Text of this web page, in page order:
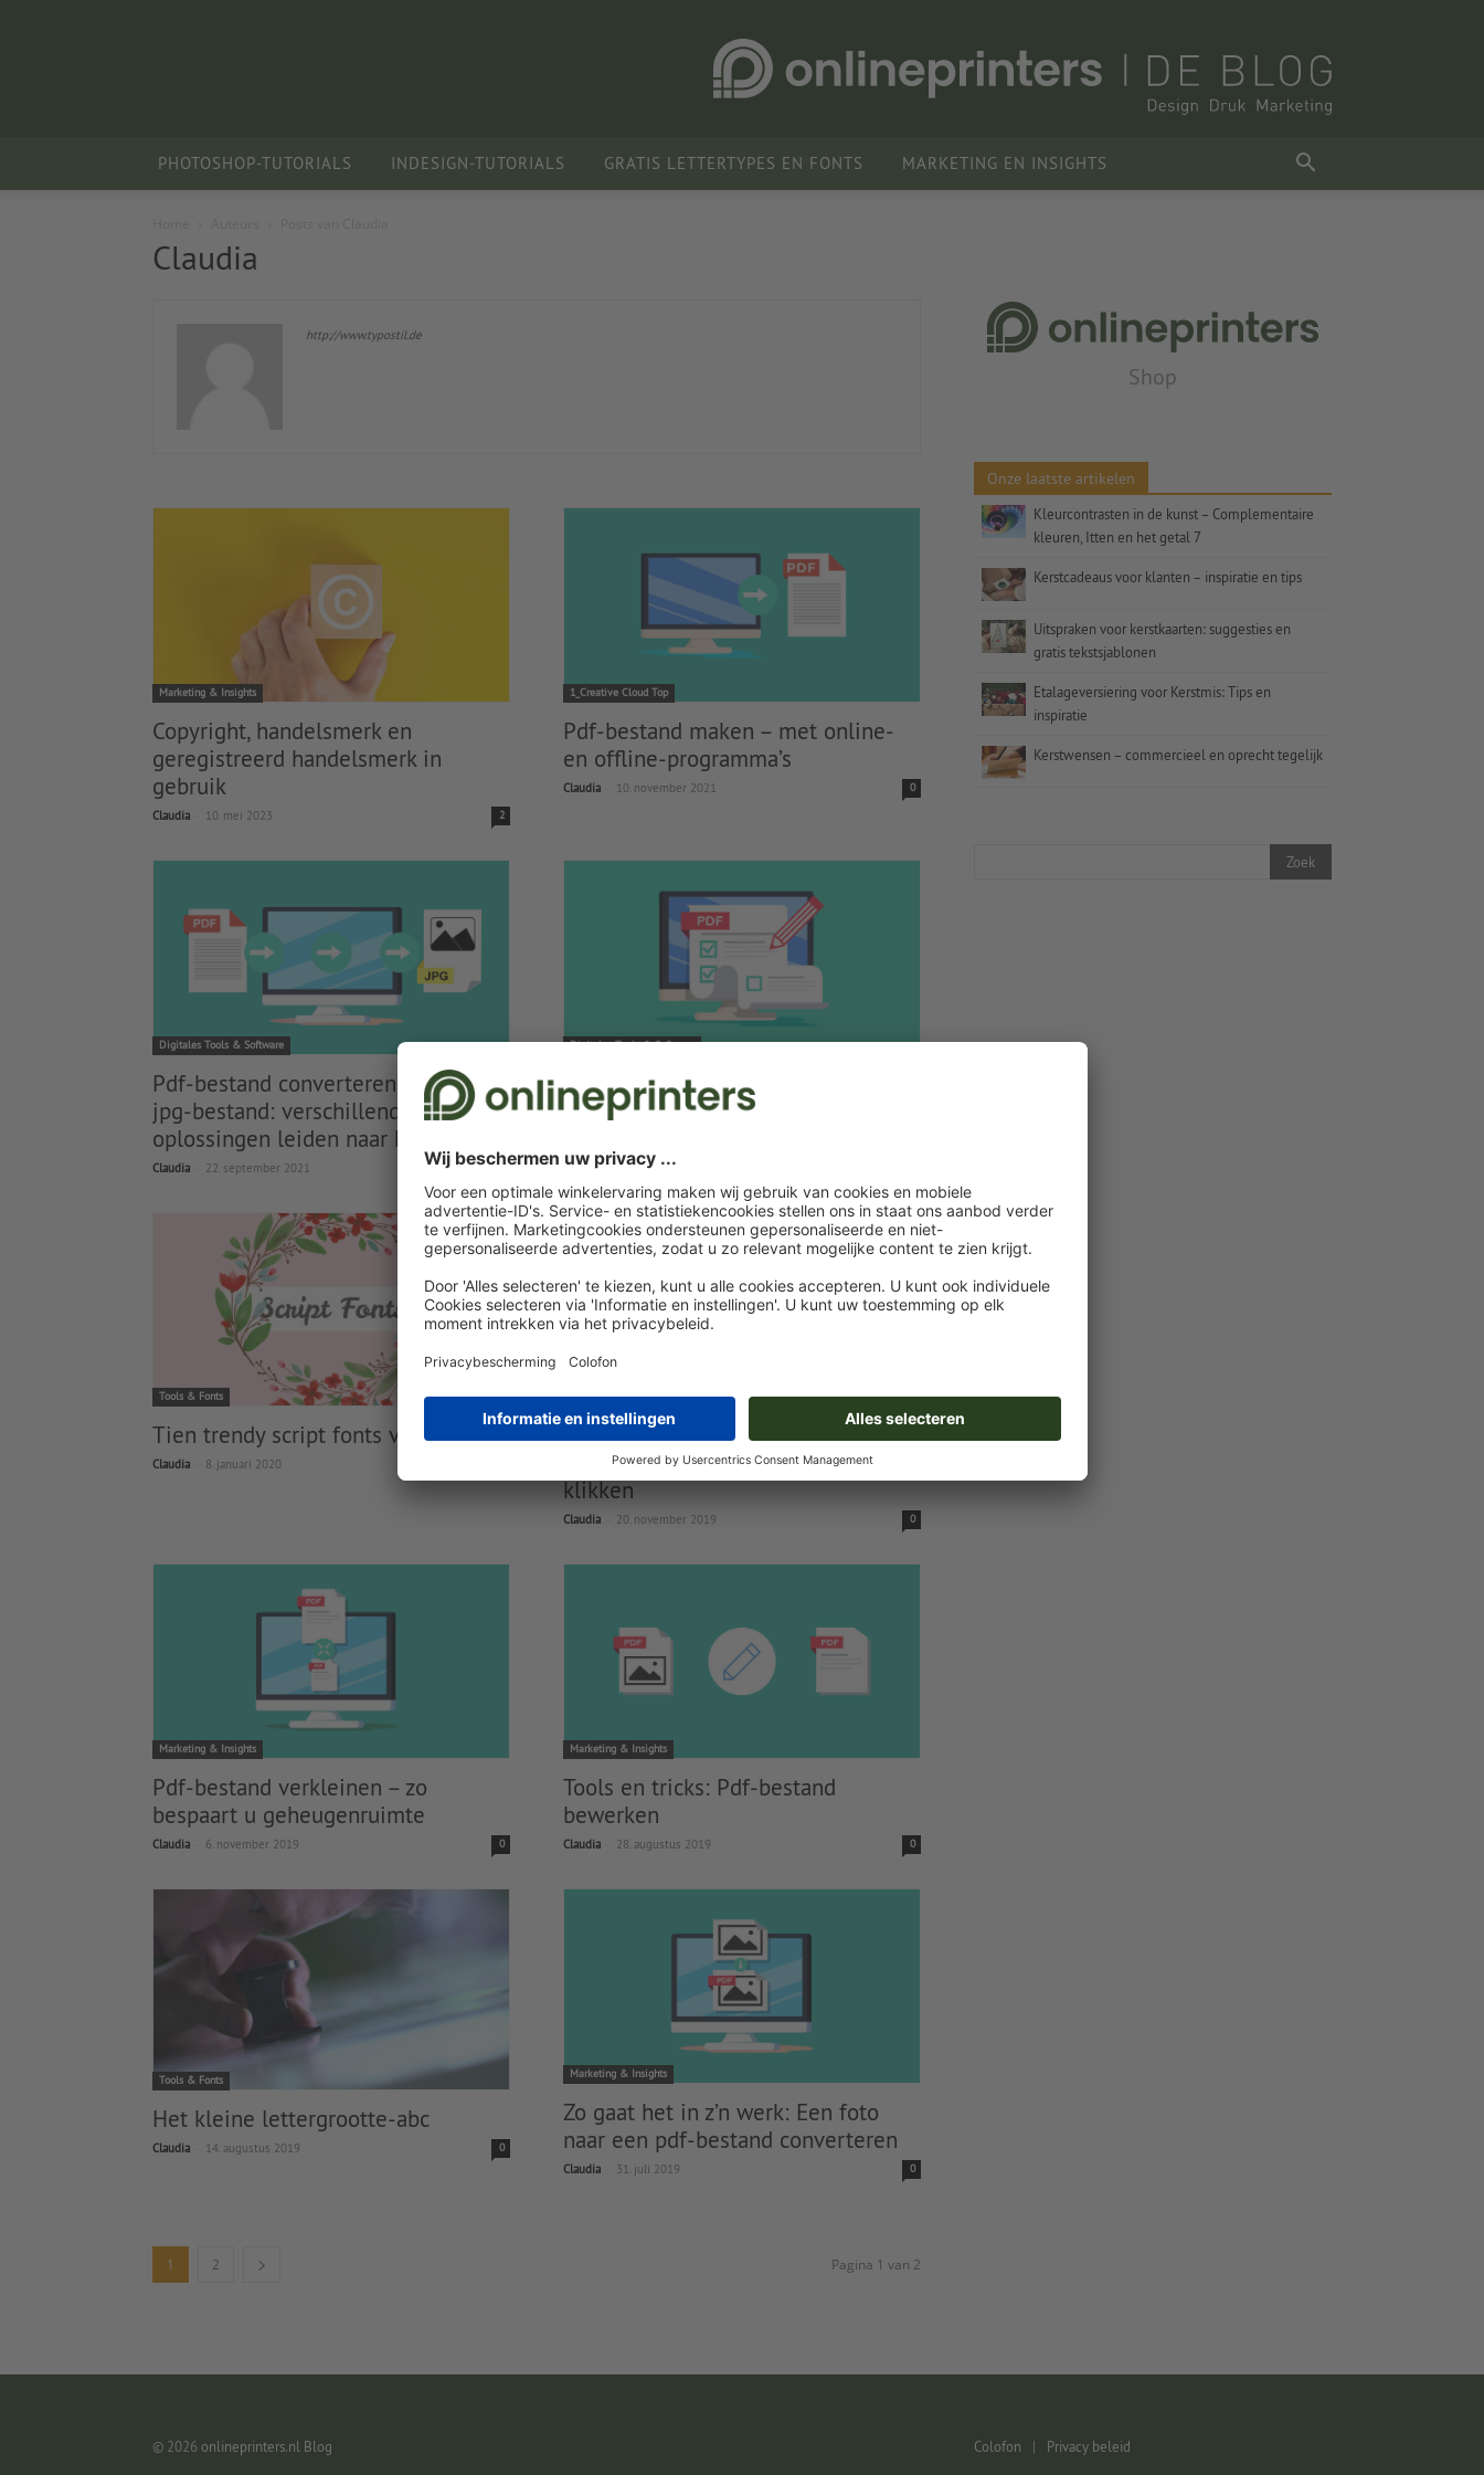
PHOTOSHOP-TUTORIALS INDESIGN-TUTORIALS GRATIS LETTERTYPES EN FONTS MARKETING EN INSIGHTS
Claudia
http://www.typostil.de
Marketing & Insights
Copyright, handelsmerk en
geregistreerd handelsmerk in
gebruik
Claudia 10. mei 2023 2
1_Creative Cloud Top
Pdf-bestand maken – met online-
en offline-programma’s
Claudia 10. november 2021 0
Digitales Tools & Software
Pdf-bestand converteren naar een
jpg-bestand: verschillende
oplossingen leiden naar het doel
Claudia 22. september 2021 0
Digitales Tools & Software
Pdf-formulier maken – snel en
eenvoudig naar een interactief
Claudia - 4. augustus 2021
Tools & Fonts
Tien trendy script fonts van Google
Claudia 8. januari 2020
Marketing & Insights
Pdf-bestand omzetten in een Word-
bestand – met slechts enkele
klikken
Claudia 20. november 2019 0
Marketing & Insights
Pdf-bestand verkleinen – zo
bespaart u geheugenruimte
Claudia 6. november 2019 0
Marketing & Insights
Tools en tricks: Pdf-bestand
bewerken
Claudia 28. augustus 2019 0
Tools & Fonts
Het kleine lettergrootte-abc
Claudia 14. augustus 2019 0
Marketing & Insights
Zo gaat het in z’n werk: Een foto
naar een pdf-bestand converteren
Claudia 31. juli 2019 0
1 2 Pagina 1 van 2
Shop
Onze laatste artikelen
Kleurcontrasten in de kunst – Complementaire
kleuren, Itten en het getal 7
Kerstcadeaus voor klanten – inspiratie en tips
Uitspraken voor kerstkaarten: suggesties en
gratis tekstsjablonen
Etalageversiering voor Kerstmis: Tips en
inspiratie
Kerstwensen – commercieel en oprecht tegelijk
© 2026 onlineprinters.nl Blog Colofon | Privacy beleid